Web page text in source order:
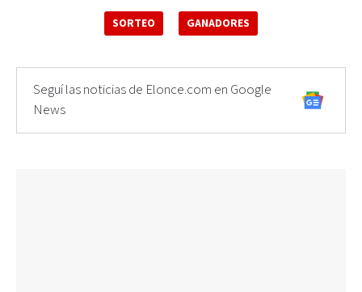
SORTEO GANADORES
Seguí las noticias de Elonce.com en Google
News